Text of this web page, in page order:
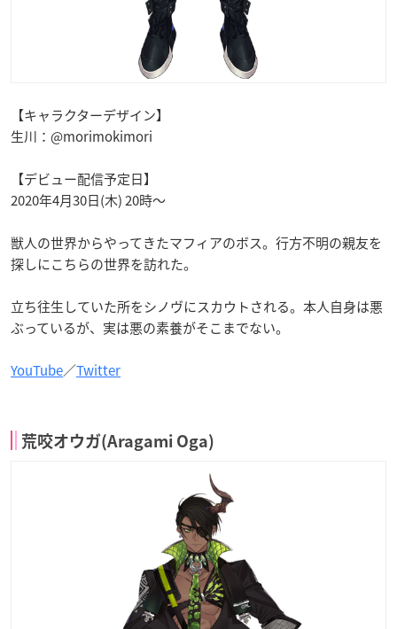
【キャラクターデザイン】
生川：@morimokimori
【デビュー配信予定日】
2020年4月30日(木) 20時〜
獣人の世界からやってきたマフィアのボス。行方不明の親友を
探しにこちらの世界を訪れた。
立ち往生していた所をシノヴにスカウトされる。本人自身は悪
ぶっているが、実は悪の素養がそこまでない。
YouTube／Twitter
荒咬オウガ(Aragami Oga)